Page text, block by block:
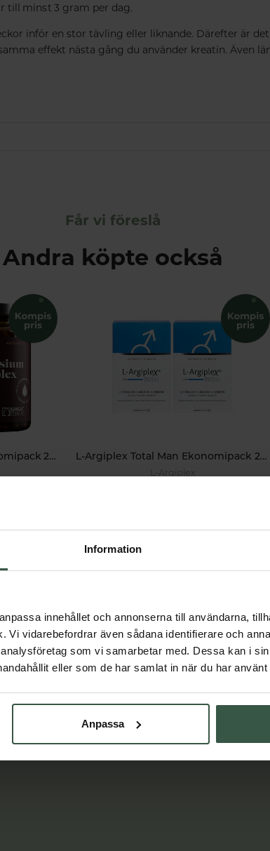
Information
innehållet och annonserna till användarna,
Vi vidarebefordrar även sådana identifierare och
som vi samarbetar med. Dessa kan i
eller som de har samlat in när du har
Anpassa
till minst 3 gram per dag.
inför en stor tävling eller liknande. Därefter är
effekt nästa gång du använder kreatin. Även
Får vi föreslå
Andra köpte också
Magnesiumkomplex Ekonomipack 2x90k L-Argiplex Total Man Ekonomipack 2x90t
L-Argiplex
Lär dig mer